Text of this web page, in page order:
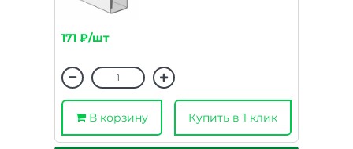
171 ₽/шт
В корзину Купить в 1 клик